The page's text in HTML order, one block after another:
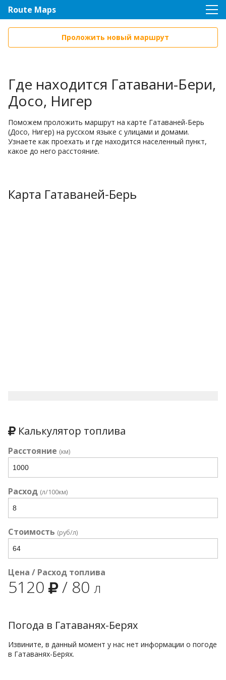
Route Maps
Проложить новый маршрут
Где находится Гатавани-Бери,
Досо, Нигер
Поможем проложить маршрут на карте Гатаваней-Берь
(Досо, Нигер) на русском языке с улицами и домами.
Узнаете как проехать и где находится населенный пункт,
какое до него расстояние.
Карта Гатаваней-Берь
Калькулятор топлива
Расстояние (км)
Расход (л/100км)
Стоимость (руб/л)
Цена / Расход топлива
5120 / 80 л
Погода в Гатаванях-Берях
Извините, в данный момент у нас нет информации о погоде
в Гатаванях-Берях.